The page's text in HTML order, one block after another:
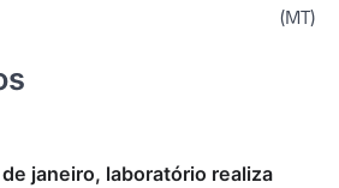
(MT)
janeiro, laboratório realiza